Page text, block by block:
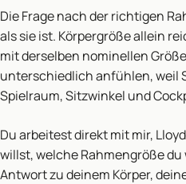
Die Frage nach der richtigen
als sie ist. Körpergröße allein
mit derselben nominellen
unterschiedlich anfühlen, weil
Spielraum, Sitzwinkel und
Du arbeitest direkt mit mir,
willst, welche Rahmengröße
Antwort zu deinem Körper,